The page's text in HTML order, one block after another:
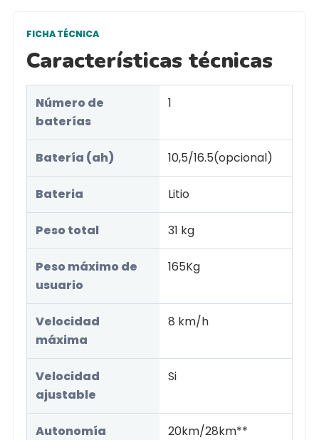
FICHA TÉCNICA
Características técnicas
Número de
baterías
1
Batería (ah) 10,5/16.5(opcional)
Bateria Litio
Peso total 31 kg
Peso máximo de
usuario
165Kg
Velocidad
máxima
8 km/h
Velocidad
ajustable
Si
Autonomía
20km/28km**